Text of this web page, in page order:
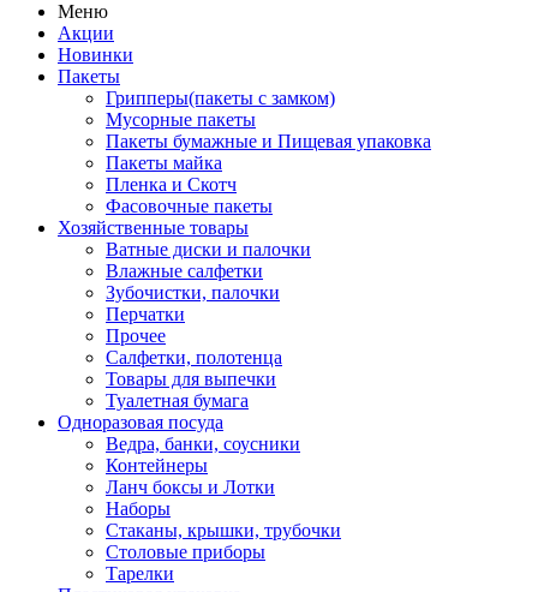
Меню
Акции
Новинки
Пакеты
Грипперы(пакеты с замком)
Мусорные пакеты
Пакеты бумажные и Пищевая упаковка
Пакеты майка
Пленка и Скотч
Фасовочные пакеты
Хозяйственные товары
Ватные диски и палочки
Влажные салфетки
Зубочистки, палочки
Перчатки
Прочее
Салфетки, полотенца
Товары для выпечки
Туалетная бумага
Одноразовая посуда
Ведра, банки, соусники
Контейнеры
Ланч боксы и Лотки
Наборы
Стаканы, крышки, трубочки
Столовые приборы
Тарелки